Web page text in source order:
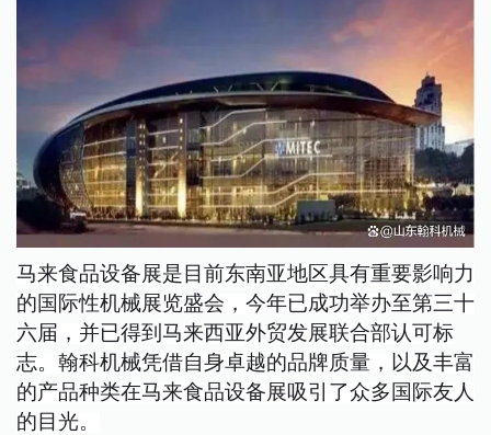
马来食品设备展是目前东南亚地区具有重要影响力
的国际性机械展览盛会，今年已成功举办至第三十
六届，并已得到马来西亚外贸发展联合部认可标
志。翰科机械凭借自身卓越的品牌质量，以及丰富
的产品种类在马来食品设备展吸引了众多国际友人
的目光。